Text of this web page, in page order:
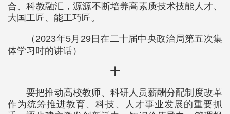
合、科教融汇，源源不断培养高素质技术技能人才、
大国工匠、能工巧匠。
（2023年5月29日在二十届中央政治局第五次集
体学习时的讲话）
十
要把推动高校教师、科研人员薪酬分配制度改革
作为统筹推进教育、科技、人才事业发展的重要抓